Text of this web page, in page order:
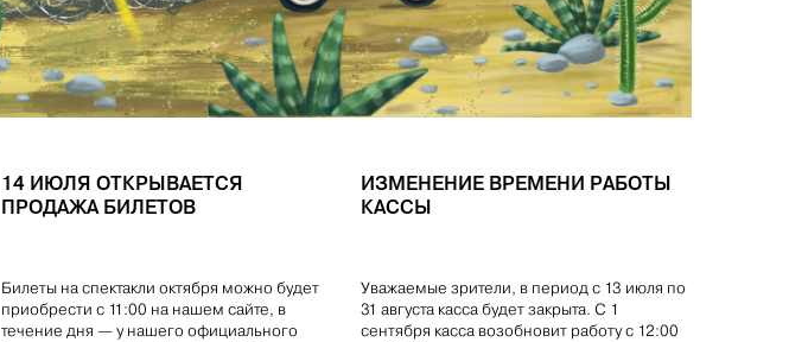
14 ИЮЛЯ ОТКРЫВАЕТСЯ
ПРОДАЖА БИЛЕТОВ
Билеты на спектакли октября можно будет
приобрести с 11:00 на нашем сайте, в
течение дня — у нашего официального
ИЗМЕНЕНИЕ ВРЕМЕНИ РАБОТЫ
КАССЫ
Уважаемые зрители, в период с 13 июля по
31 августа касса будет закрыта. С 1
сентября касса возобновит работу с 12:00